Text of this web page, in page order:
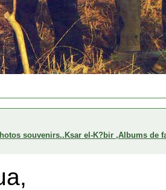
souvenirs..Ksar el-K?bir ,Albums de